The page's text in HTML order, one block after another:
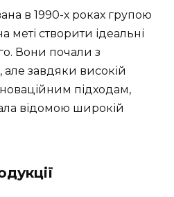
в 1990-х роках групою
меті створити ідеальні
Вони почали з
але завдяки високій
підходам,
відомою широкій